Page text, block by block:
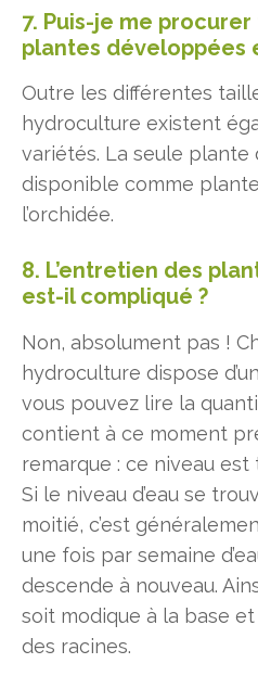
7. Puis-je me
plantes développées
Outre les différentes
hydroculture existent
variétés. La seule plante
disponible comme
l’orchidée.
8. L’entretien des
est-il compliqué ?
Non, absolument pas !
hydroculture dispose
vous pouvez lire la
contient à ce moment
remarque : ce niveau
Si le niveau d’eau se
moitié, c’est
une fois par semaine
descende à nouveau.
soit modique à la base
des racines.